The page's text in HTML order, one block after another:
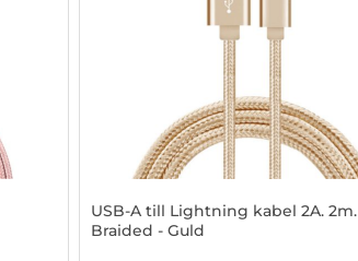
USB-A till Lightning kabel 2A. 2m.
Braided - Guld